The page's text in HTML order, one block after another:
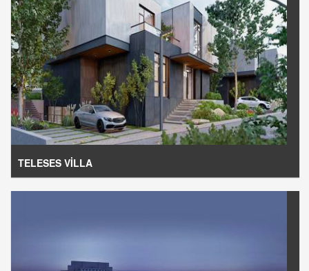
TELESES VİLLA